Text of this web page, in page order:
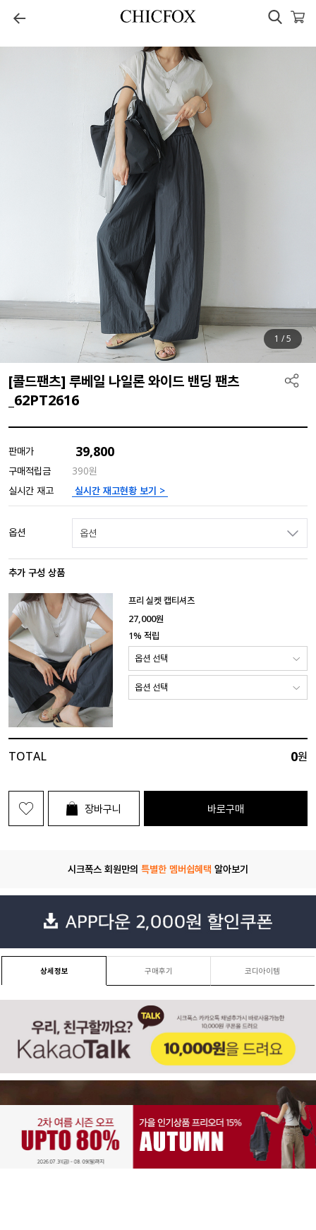
1 /5
[콜드팬츠] 루베일 나일론 와이드 밴딩 팬츠
_62PT2616
판매가 39,800
구매적립금
390원
실시간 재고
실시간 재고현황 보기 >
옵션 옵션
추가 구성 상품
프리 실켓 캡티셔츠
27,000원
1% 적립
TOTAL 0원
장바구니 바로구매
시크폭스 회원만의 특별한 멤버쉽혜택 알아보기
상세정보 구매후기 코디아이템